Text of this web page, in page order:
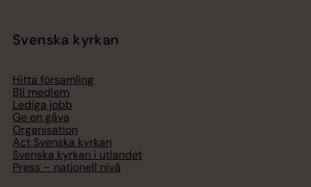
Svenska kyrkan
Hitta församling
Bli medlem
Lediga jobb
Ge en gåva
Organisation
Act Svenska kyrkan
Svenska kyrkan i utlandet
Press – nationell nivå